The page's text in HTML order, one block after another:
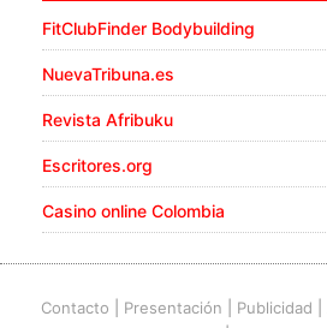
FitClubFinder Bodybuilding
NuevaTribuna.es
Revista Afribuku
Escritores.org
Casino online Colombia
Contacto Presentación Publicidad